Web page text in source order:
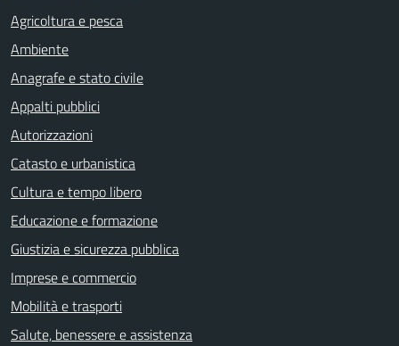
Agricoltura e pesca
Ambiente
Anagrafe e stato civile
Appalti pubblici
Autorizzazioni
Catasto e urbanistica
Cultura e tempo libero
Educazione e formazione
Giustizia e sicurezza pubblica
Imprese e commercio
Mobilità e trasporti
Salute, benessere e assistenza